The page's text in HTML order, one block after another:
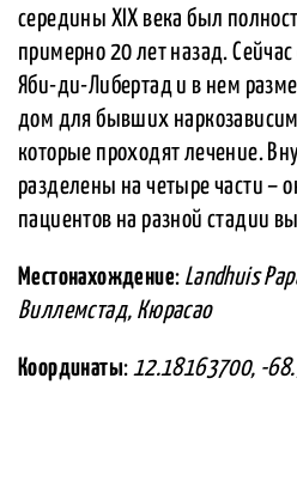
середины XIX века был
примерно 20 лет назад.
Яби-ди-Либертад и в нем
дом для бывших
которые проходят лечение.
разделены на четыре части –
пациентов на разной стадии
Местонахождение: Landhuis
Виллемстад, Кюрасао
Координаты: 12.18163700, -